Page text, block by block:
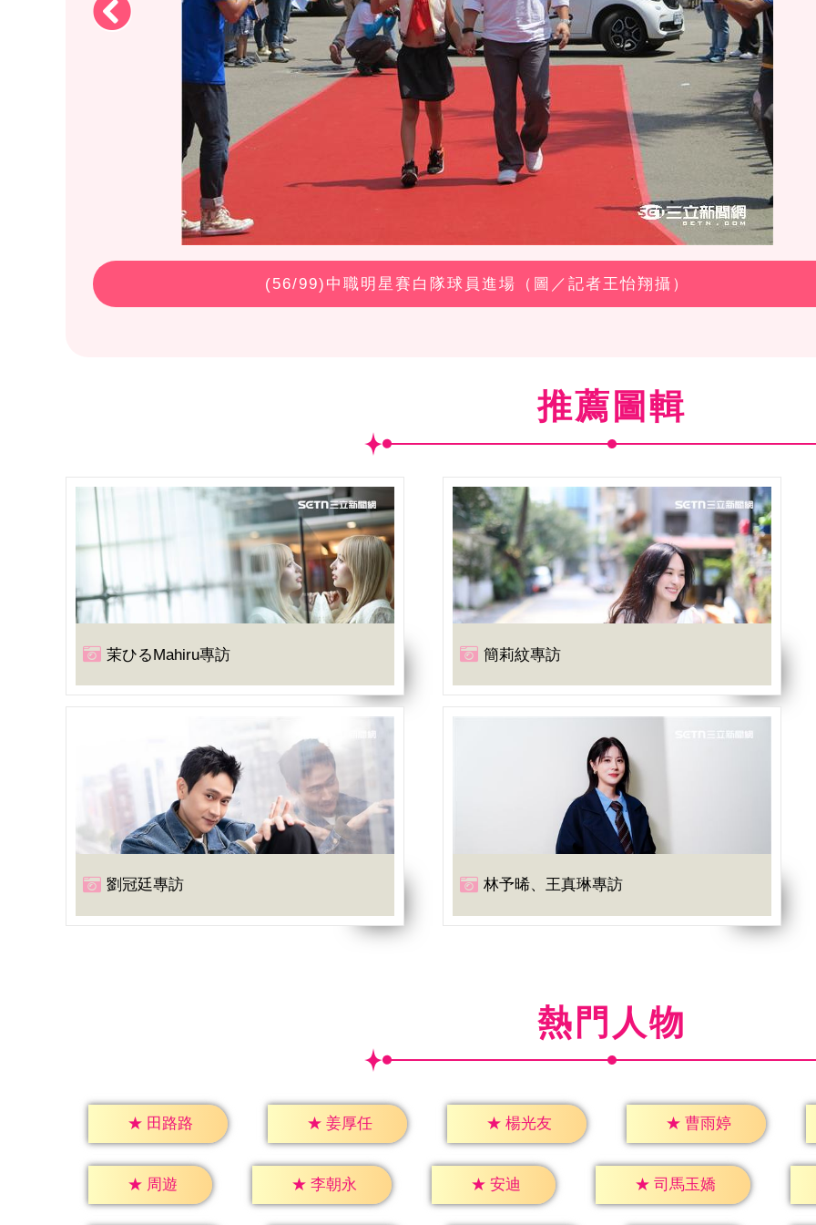
(56/99)中職明星賽白隊球員進場（圖／記者王怡翔攝）
推薦圖輯
茉ひるMahiru專訪 簡莉紋專訪
劉冠廷專訪 林予晞、王真琳專訪
熱門人物
★ 田路路 ★ 姜厚任 ★ 楊光友 ★ 曹雨婷
★ 周遊 ★ 李朝永 ★ 安迪 ★ 司馬玉嬌